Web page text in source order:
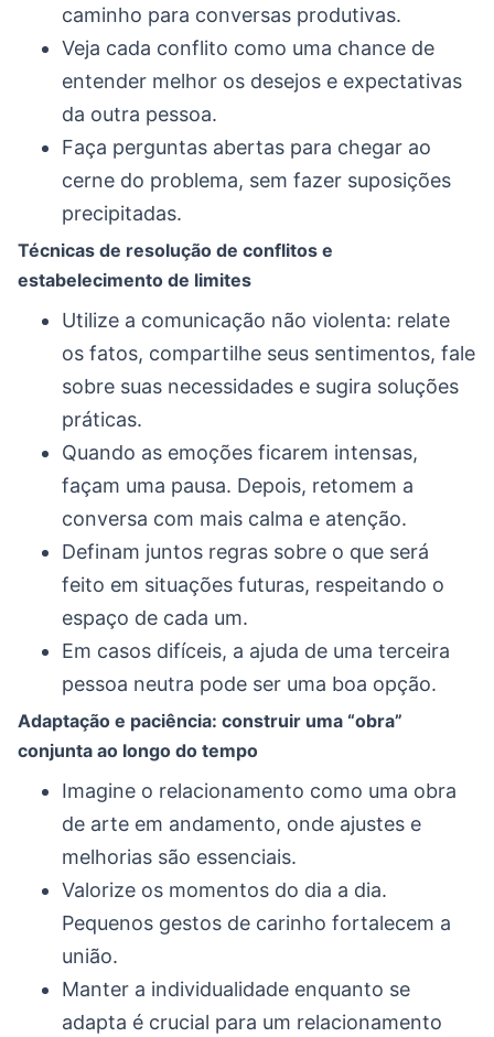
caminho para conversas produtivas.
Veja cada conflito como uma chance de
entender melhor os desejos e expectativas
da outra pessoa.
Faça perguntas abertas para chegar ao
cerne do problema, sem fazer suposições
precipitadas.
Técnicas de resolução de conflitos e
estabelecimento de limites
Utilize a comunicação não violenta: relate
os fatos, compartilhe seus sentimentos, fale
sobre suas necessidades e sugira soluções
práticas.
Quando as emoções ficarem intensas,
façam uma pausa. Depois, retomem a
conversa com mais calma e atenção.
Definam juntos regras sobre o que será
feito em situações futuras, respeitando o
espaço de cada um.
Em casos difíceis, a ajuda de uma terceira
pessoa neutra pode ser uma boa opção.
Adaptação e paciência: construir uma “obra”
conjunta ao longo do tempo
Imagine o relacionamento como uma obra
de arte em andamento, onde ajustes e
melhorias são essenciais.
Valorize os momentos do dia a dia.
Pequenos gestos de carinho fortalecem a
união.
Manter a individualidade enquanto se
adapta é crucial para um relacionamento